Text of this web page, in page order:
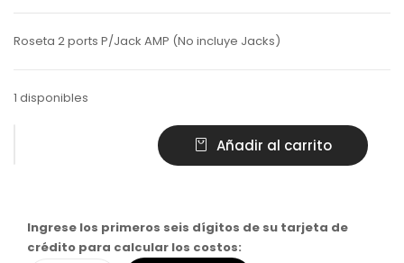
Roseta 2 ports P/Jack AMP (No incluye Jacks)
1 disponibles
Añadir al carrito
Ingrese los primeros seis dígitos de su tarjeta de
crédito para calcular los costos: